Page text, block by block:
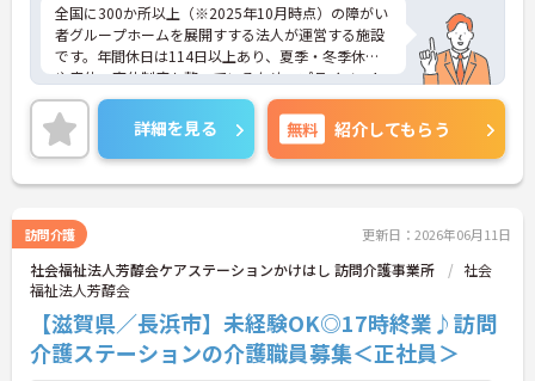
全国に300か所以上（※2025年10月時点）の障がい
者グループホームを展開すする法人が運営する施設
です。年間休日は114日以上あり、夏季・冬季休暇
や産休・育休制度も整っているため、プライベート
を大切にしながら長く働けます。20代からシニアま
で幅広い年代のスタッフが活躍しており、子育て中
の方も多いので、お互いに協力し合える温かい雰囲
気です。研修制度や外部勉強会の受講支援もあり、
働きながらスキルアップを目指せる環境が魅力。請
支援やスタッフの育成といった現場のマネジメント
業務に集中できます。これまでの経験や資格を活か
し、安定した環境でキャリアを築きたい方をお待ち
しています。ご興味のある方は詳細等をお伝えしま
すので、お気軽にお問い合わせください。
詳細を見る 無料 紹介してもらう
訪問介護 更新日：2026年06月11日
社会福祉法人芳醇会ケアステーションかけはし 訪問介護事業所
社会
福祉法人芳醇会
【滋賀県／長浜市】未経験OK◎17時終業♪訪問
介護ステーションの介護職員募集＜正社員＞